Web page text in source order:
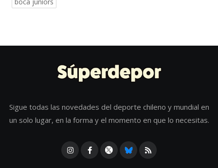
boca juniors
Sigue todas las novedades del deporte chileno y mundial en
un solo lugar, en la forma y el momento en que lo necesitas.